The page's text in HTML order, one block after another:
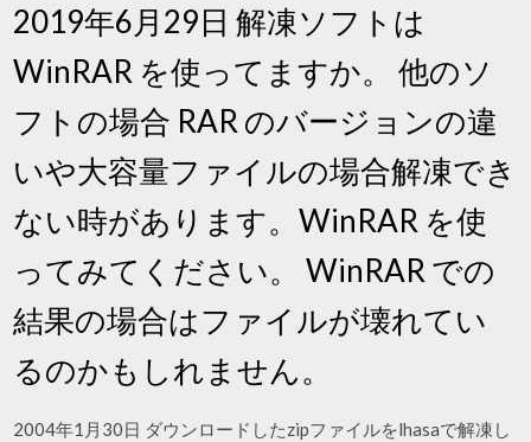
2019年6月29日 解凍ソフトは
WinRAR を使ってますか。 他のソ
フトの場合 RAR のバージョンの違
いや大容量ファイルの場合解凍でき
ない時があります。WinRAR を使
ってみてください。 WinRAR での
結果の場合はファイルが壊れてい
るのかもしれません。
2004年1月30日 ダウンロードしたzipファイルをlhasaで解凍し